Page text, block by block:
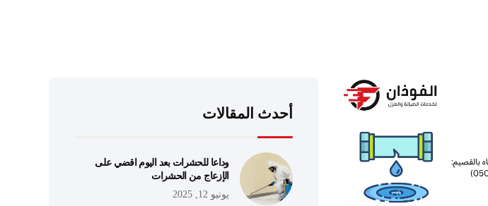
أحدث المقالات
وداعا للحشرات بعد اليوم اقضي على
الإزعاج من الحشرات
يونيو 12, 2025